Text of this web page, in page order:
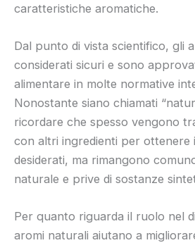
caratteristiche aromatiche.
Dal punto di vista scientifico, gli
considerati sicuri e sono
alimentare in molte normative
Nonostante siano chiamati
ricordare che spesso vengono
con altri ingredienti per ottenere
desiderati, ma rimangono
naturale e prive di sostanze
Per quanto riguarda il ruolo nel
aromi naturali aiutano a